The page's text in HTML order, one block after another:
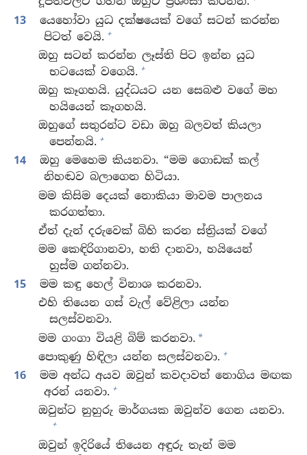
13
යෙහෝවා යුධ දක්ෂයෙක් වගේ සටන් කරන්න
පිටත් වෙයි. +
ඔහු සටන් කරන්න ලෑස්ති පිට ඉන්න යුධ
භටයෙක් වගෙයි. +
ඔහු කෑගහයි. යුද්ධයට යන සෙබළු වගේ මහ
හයියෙන් කෑගහයි.
ඔහුගේ සතුරන්ට වඩා ඔහු බලවත් කියලා
පෙන්නයි. +
14
ඔහු මෙහෙම කියනවා. “මම ගොඩක් කල්
නිහඬව බලාගෙන හිටියා.
මම කිසිම දෙයක් නොකියා මාවම පාලනය
කරගත්තා.
ඒත් දැන් දරුවෙක් බිහි කරන ස්ත්‍රියක් වගේ
මම කෙඳිරිගානවා, හති දානවා, හයියෙන්
හුස්ම ගන්නවා.
15
මම කඳු හෙල් විනාශ කරනවා.
එහි තියෙන ගස් වැල් වේළිලා යන්න
සලස්වනවා.
මම ගංගා වියළි බිම් කරනවා. *
පොකුණු හිඳිලා යන්න සලස්වනවා. +
16
මම අන්ධ අයව ඔවුන් කවදාවත් නොගිය මඟක
අරන් යනවා. +
ඔවුන්ට නුහුරු මාර්ගයක ඔවුන්ව ගෙන යනවා.
+
ඔවුන් ඉදිරියේ තියෙන අඳුරු තැන් මම